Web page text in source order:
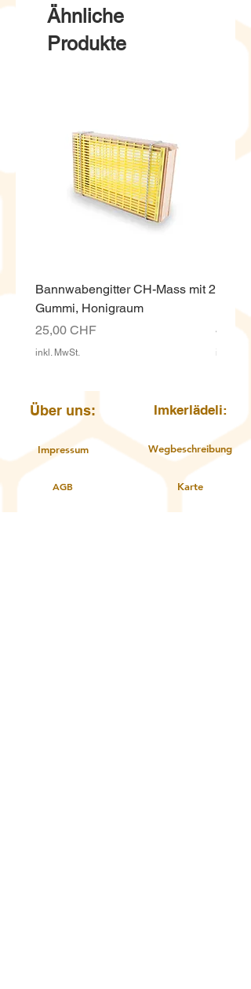
Ähnliche
Produkte
Bannwabengitter CH-Mass mit 2
Gummi, Honigraum
Preis
25,00 CHF
inkl. MwSt.
Preis
4,00
inkl.
Über uns: Imkerlädeli:
Impressum
AGB
Wegbeschreibung
Karte